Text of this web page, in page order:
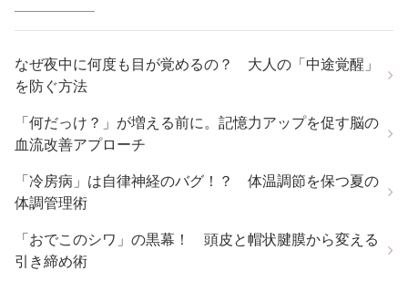
なぜ夜中に何度も目が覚めるの？ 大人の「中途覚醒」
を防ぐ方法
「何だっけ？」が増える前に。記憶力アップを促す脳の
血流改善アプローチ
「冷房病」は自律神経のバグ！？ 体温調節を保つ夏の
体調管理術
「おでこのシワ」の黒幕！ 頭皮と帽状腱膜から変える
引き締め術